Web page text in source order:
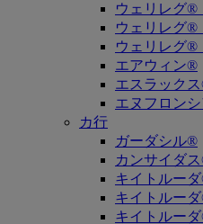
ウェリレグ®
ウェリレグ®
ウェリレグ®
エアウィン®
エスラック
エヌフロン
カ行
ガーダシル®
カンサイダ
キイトルーダ
キイトルー
キイトルー